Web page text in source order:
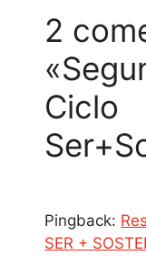
2
Ciclo
Pingback:
SER +